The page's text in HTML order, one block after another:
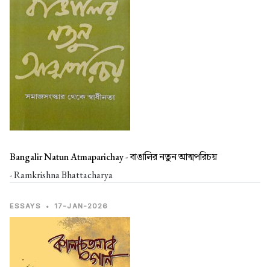
Bangalir Natun Atmaparichay -বাঙালির নতুন আত্মপরিচয়
- Ramkrishna Bhattacharya
ESSAYS • 17-JAN-2026